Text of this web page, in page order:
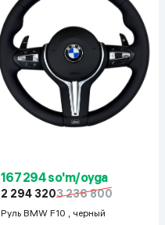
167 294 so'm/oyga
2 294 3203 236 800
Руль BMW F10 , черный